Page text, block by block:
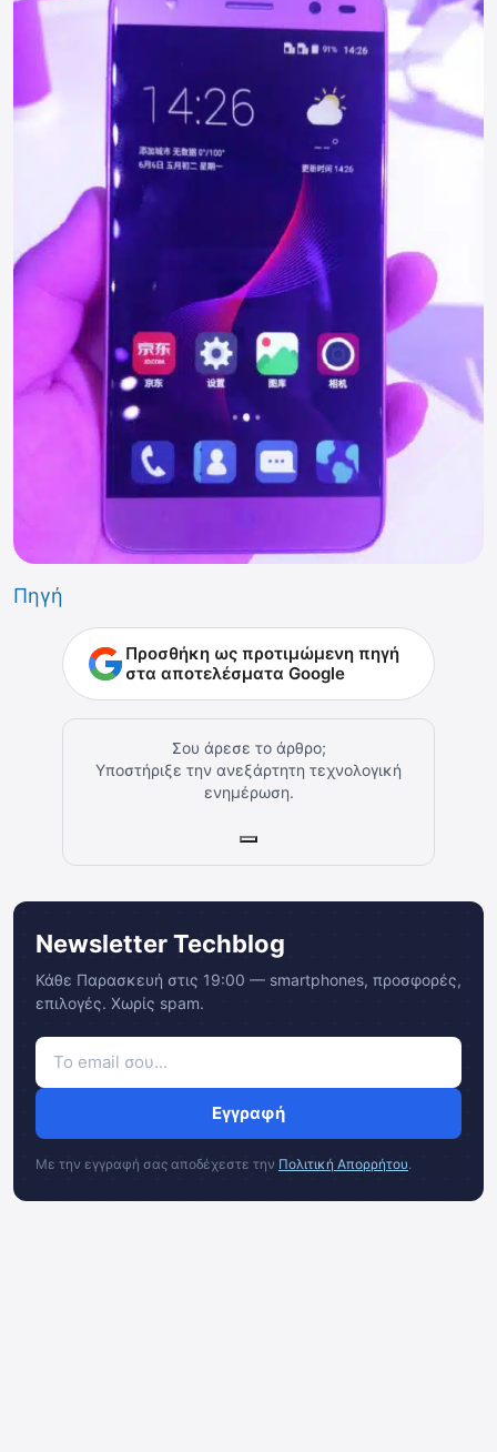
Πηγή
Προσθήκη ως προτιμώμενη πηγή
στα αποτελέσματα Google
Σου άρεσε το άρθρο;
Υποστήριξε την ανεξάρτητη τεχνολογική
ενημέρωση.
Newsletter Techblog
Κάθε Παρασκευή στις 19:00 — smartphones, προσφορές,
επιλογές. Χωρίς spam.
Εγγραφή
Με την εγγραφή σας αποδέχεστε την Πολιτική Απορρήτου.